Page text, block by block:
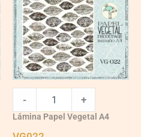
- +
Lámina Papel Vegetal A4